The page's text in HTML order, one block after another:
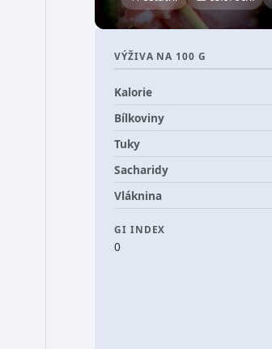
VÝŽIVA NA 100 G
Kalorie
Bílkoviny
Tuky
Sacharidy
Vláknina
GI INDEX
0